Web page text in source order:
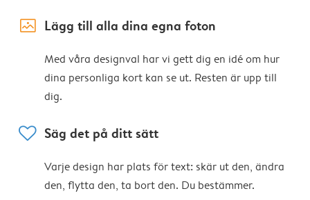
image_placeholder Lägg till alla dina egna foton
Med våra designval har vi gett dig en idé om hur
dina personliga kort kan se ut. Resten är upp till
dig.
heart Säg det på ditt sätt
Varje design har plats för text: skär ut den, ändra
den, flytta den, ta bort den. Du bestämmer.